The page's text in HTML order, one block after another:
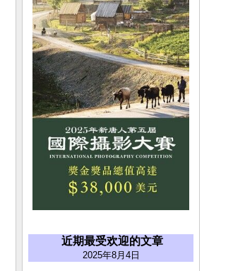
近期最受欢迎的文章
2025年8月4日